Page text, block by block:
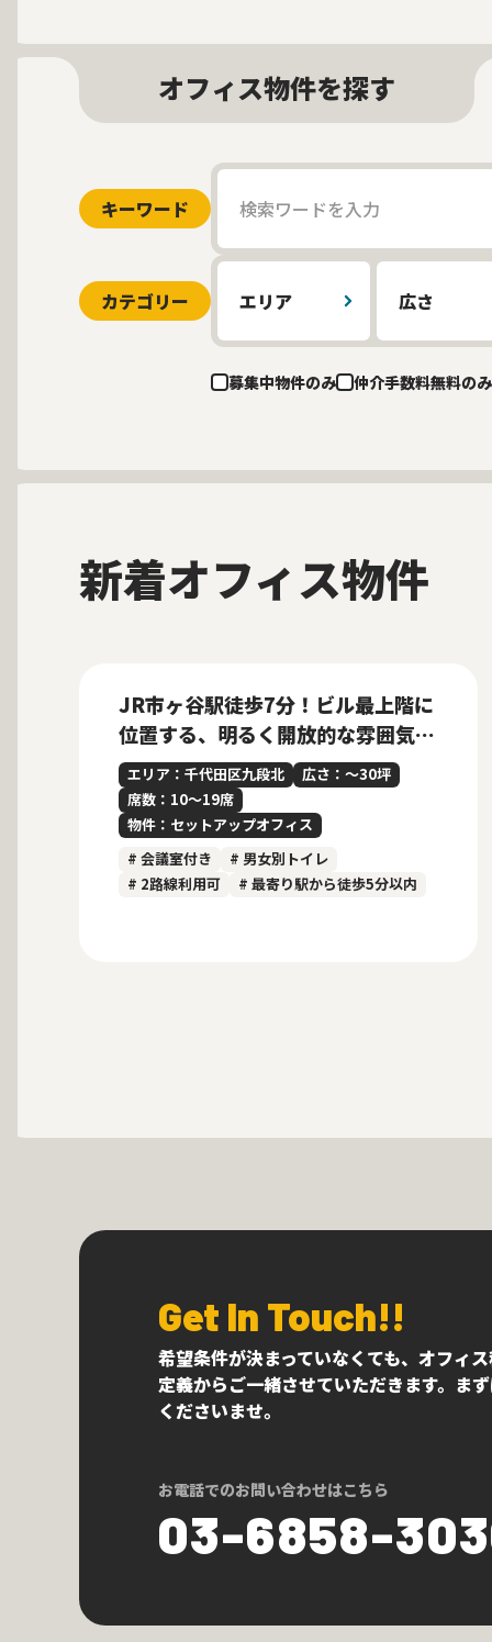
オフィス物件を探す
キーワード
カテゴリー エリア 広さ
募集中物件のみ 仲介手数料無料のみ
新着オフィス物件
JR市ヶ谷駅徒歩7分！ビル最上階に
位置する、明るく開放的な雰囲気の
内装付きセットアップオフィス
エリア：千代田区九段北
広さ：〜30坪
席数：10〜19席
物件：セットアップオフィス
# 会議室付き
# 男女別トイレ
# 2路線利用可
# 最寄り駅から徒歩5分以内
Get In Touch!!
希望条件が決まっていなくても、オフィ
定義からご一緒させていただきます。ま
くださいませ。
お電話でのお問い合わせはこちら
03-6858-